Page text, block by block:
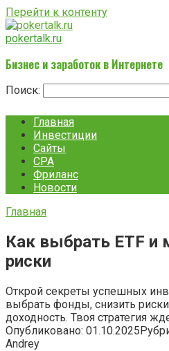
Перейти к контенту
pokertalk.ru
Бизнес и заработок в Интернете
Поиск:
Главная
Инвестиции
Сайты
CPA
Фриланс
Новости
Главная
Как выбрать ETF и
риски
Открой секреты успешных
выбрать фонды, снизить
доходность. Твоя стратегия
Опубликовано: 01.10.2025
Andrey